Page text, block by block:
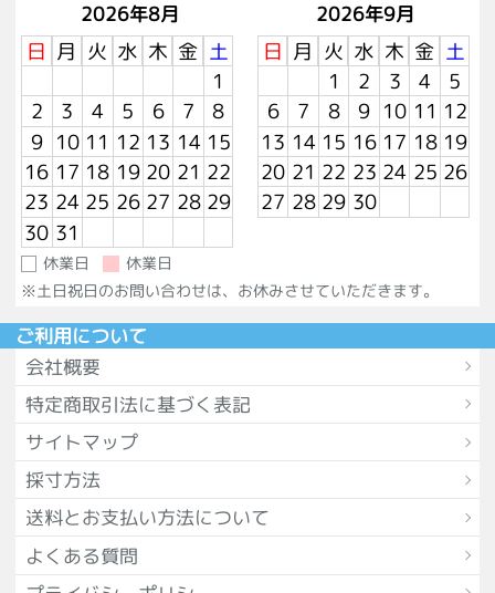
2026年8月
日 月 火 水 木 金 土
1
2
3 4 5 6 7
8
9 10 11 12 13 14 15
16 17 18 19 20 21 22
23 24 25 26 27 28 29
30 31
2026年9月
日 月 火 水 木 金 土
1
2 3 4
5
6
7 8 9 10 11 12
13 14 15 16 17 18 19
20 21 22 23 24 25 26
27 28 29 30
休業日
休業日
※土日祝日のお問い合わせは、お休みさせていただきます。
ご利用について
会社概要
特定商取引法に基づく表記
サイトマップ
採寸方法
送料とお支払い方法について
よくある質問